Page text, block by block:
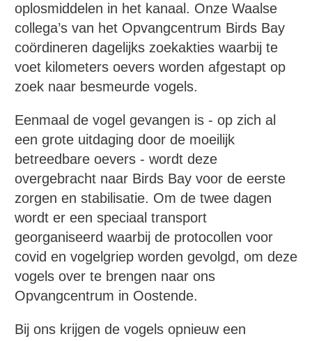
oplosmiddelen in het kanaal. Onze Waalse
collega’s van het Opvangcentrum Birds Bay
coördineren dagelijks zoekakties waarbij te
voet kilometers oevers worden afgestapt op
zoek naar besmeurde vogels.
Eenmaal de vogel gevangen is - op zich al
een grote uitdaging door de moeilijk
betreedbare oevers - wordt deze
overgebracht naar Birds Bay voor de eerste
zorgen en stabilisatie. Om de twee dagen
wordt er een speciaal transport
georganiseerd waarbij de protocollen voor
covid en vogelgriep worden gevolgd, om deze
vogels over te brengen naar ons
Opvangcentrum in Oostende.
Bij ons krijgen de vogels opnieuw een